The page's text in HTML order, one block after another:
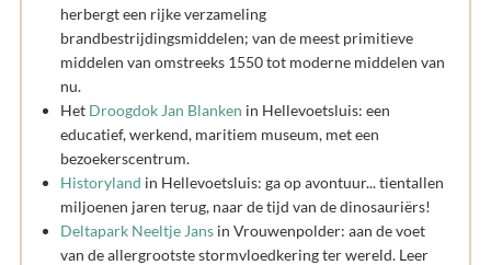
herbergt een rijke verzameling
brandbestrijdingsmiddelen; van de meest primitieve
middelen van omstreeks 1550 tot moderne middelen van
nu.
Het Droogdok Jan Blanken in Hellevoetsluis: een
educatief, werkend, maritiem museum, met een
bezoekerscentrum.
Historyland in Hellevoetsluis: ga op avontuur... tientallen
miljoenen jaren terug, naar de tijd van de dinosauriërs!
Deltapark Neeltje Jans in Vrouwenpolder: aan de voet
van de allergrootste stormvloedkering ter wereld. Leer